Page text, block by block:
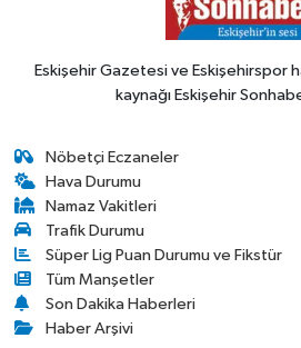
Eskişehir Gazetesi ve Eskişehirspor
kaynağı Eskişehir
Nöbetçi Eczaneler
Hava Durumu
Namaz Vakitleri
Trafik Durumu
Süper Lig Puan Durumu ve Fikstür
Tüm Manşetler
Son Dakika Haberleri
Haber Arşivi